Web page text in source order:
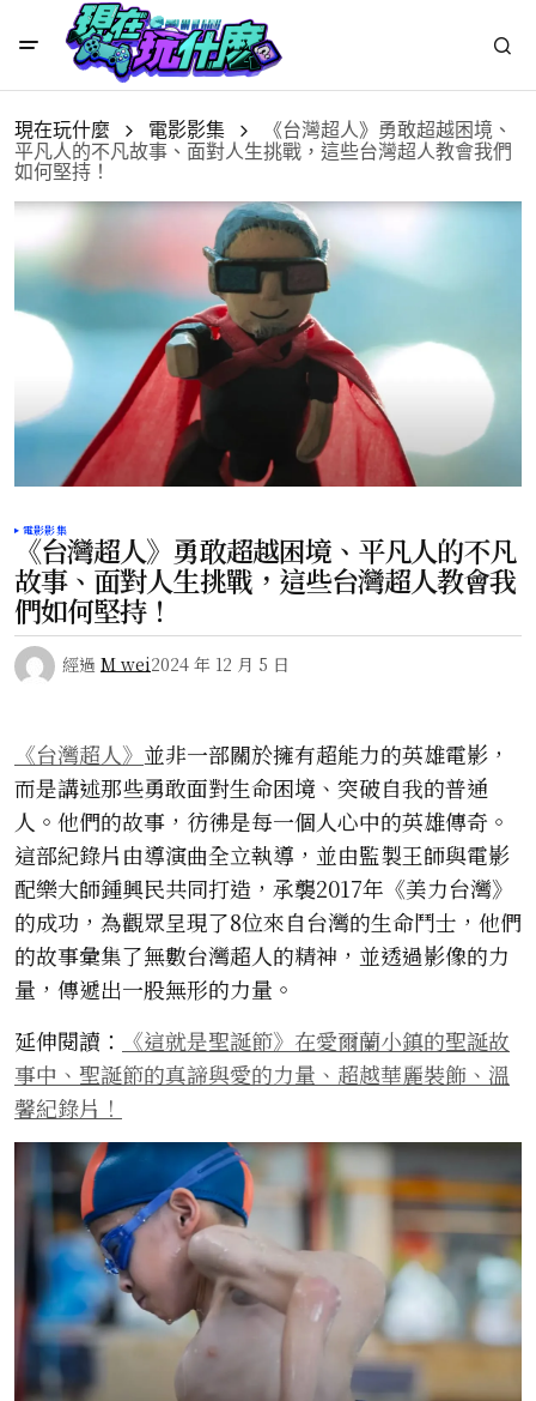
現在玩什麼 電影影集
《台灣超人》勇敢超越困境、
平凡人的不凡故事、面對人生挑戰，這些台灣超人教會我們
如何堅持！
電影影集
《台灣超人》勇敢超越困境、平凡人的不凡
故事、面對人生挑戰，這些台灣超人教會我
們如何堅持！
經過 M wei2024 年 12 月 5 日
《台灣超人》 並非一部關於擁有超能力的英雄電影，
而是講述那些勇敢面對生命困境、突破自我的普通
人。他們的故事，彷彿是每一個人心中的英雄傳奇。
這部紀錄片由導演曲全立執導，並由監製王師與電影
配樂大師鍾興民共同打造，承襲2017年《美力台灣》
的成功，為觀眾呈現了8位來自台灣的生命鬥士，他們
的故事彙集了無數台灣超人的精神，並透過影像的力
量，傳遞出一股無形的力量。
延伸閱讀：
《這就是聖誕節》在愛爾蘭小鎮的聖誕故
事中、聖誕節的真諦與愛的力量、超越華麗裝飾、溫
馨紀錄片！